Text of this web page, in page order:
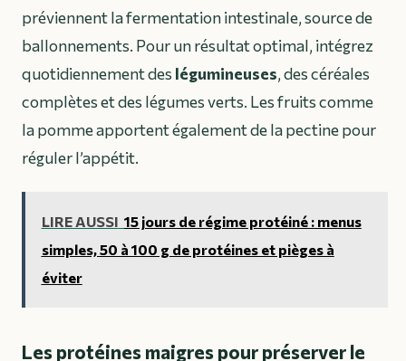
préviennent la fermentation intestinale, source de
ballonnements. Pour un résultat optimal, intégrez
quotidiennement deslégumineuses, des céréales
complètes et des légumes verts. Les fruits comme
la pomme apportent également de la pectine pour
réguler l’appétit.
LIRE AUSSI 15 jours de régime protéiné : menus
simples, 50 à 100 g de protéines et pièges à
éviter
Les protéines maigres pour préserver le